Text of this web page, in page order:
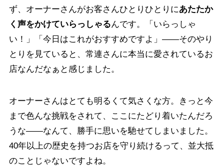
ず、オーナーさんがお客さんひとりひとりにあたたか
く声をかけていらっしゃるんです。「いらっしゃ
い！」「今日はこれがおすすめですよ」——そのやり
とりを見ていると、常連さんに本当に愛されているお
店なんだなぁと感じました。
オーナーさんはとても明るくて気さくな方。きっと今
まで色んな挑戦をされて、ここにたどり着いたんだろ
うな——なんて、勝手に思いを馳せてしまいました。
40年以上の歴史を持つお店を守り続けるって、並大抵
のことじゃないですよね。